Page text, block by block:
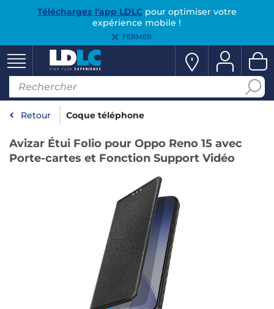
Téléchargez l'app LDLCpour optimiser votre
expérience mobile !
FERMER
Retour Coque téléphone
Avizar Étui Folio pour Oppo Reno 15 avec
Porte-cartes et Fonction Support Vidéo